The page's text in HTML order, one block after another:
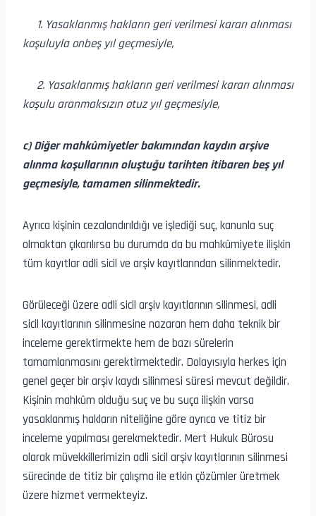
1. Yasaklanmış hakların geri verilmesi kararı alınması
koşuluyla onbeş yıl geçmesiyle,
2. Yasaklanmış hakların geri verilmesi kararı alınması
koşulu aranmaksızın otuz yıl geçmesiyle,
c) Diğer mahkûmiyetler bakımından kaydın arşive
alınma koşullarının oluştuğu tarihten itibaren beş yıl
geçmesiyle, tamamen silinmektedir.
Ayrıca kişinin cezalandırıldığı ve işlediği suç, kanunla suç
olmaktan çıkarılırsa bu durumda da bu mahkûmiyete ilişkin
tüm kayıtlar adli sicil ve arşiv kayıtlarından silinmektedir.
Görüleceği üzere adli sicil arşiv kayıtlarının silinmesi, adli
sicil kayıtlarının silinmesine nazaran hem daha teknik bir
inceleme gerektirmekte hem de bazı sürelerin
tamamlanmasını gerektirmektedir. Dolayısıyla herkes için
genel geçer bir arşiv kaydı silinmesi süresi mevcut değildir.
Kişinin mahkûm olduğu suç ve bu suça ilişkin varsa
yasaklanmış hakların niteliğine göre ayrıca ve titiz bir
inceleme yapılması gerekmektedir. Mert Hukuk Bürosu
olarak müvekkillerimizin adli sicil arşiv kayıtlarının silinmesi
sürecinde de titiz bir çalışma ile etkin çözümler üretmek
üzere hizmet vermekteyiz.